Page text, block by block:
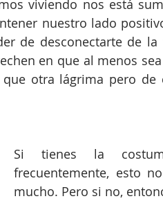
viviendo nos está
nuestro lado
de desconectarte de
en que al menos
otra lágrima pero de
Si tienes la
frecuentemente, esto
mucho. Pero si no,